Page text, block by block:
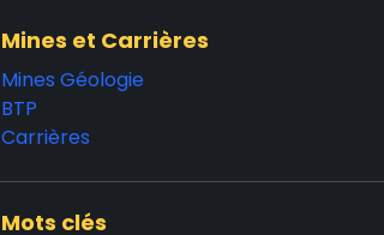
Mines et Carrières
Mines Géologie
BTP
Carrières
Mots clés